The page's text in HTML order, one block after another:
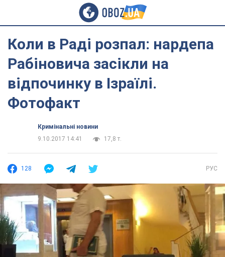
Коли в Раді розпал: нардепа
Рабіновича засікли на
відпочинку в Ізраїлі.
Фотофакт
Кримінальні новини
9.10.2017 14:41
17,8 т.
128 РУС